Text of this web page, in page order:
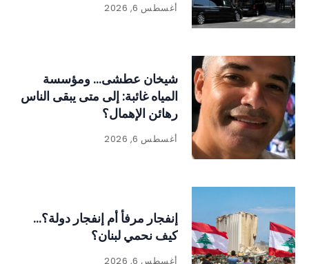
أغسطس 6, 2026
شيخان عطشى… ومؤسسة
المياه غائبة: إلى متى يبقى الناس
رهائن الإهمال؟
أغسطس 6, 2026
إنفجار مرفأ أم إنفجار دولة؟…
كيف نحمي لبنان؟
أغسطس 6, 2026